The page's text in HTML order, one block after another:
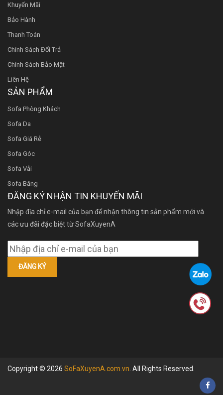
Khuyến Mãi
Bảo Hành
Thanh Toán
Chính Sách Đổi Trả
Chính Sách Bảo Mật
Liên Hệ
SẢN PHẨM
Sofa Phòng Khách
Sofa Da
Sofa Giá Rẻ
Sofa Góc
Sofa Vải
Sofa Băng
ĐĂNG KÝ NHẬN TIN KHUYẾN MÃI
Nhập địa chỉ e-mail của bạn để nhận thông tin sản phẩm mới và
các ưu đãi đặc biệt từ SofaXuyenA
Copyright © 2026 SoFaXuyenA.com.vn . All Rights Reserved.